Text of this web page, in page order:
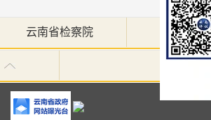
云南省检察院